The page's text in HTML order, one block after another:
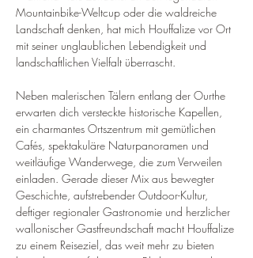
Mountainbike-Weltcup oder die waldreiche
Landschaft denken, hat mich Houffalize vor Ort
mit seiner unglaublichen Lebendigkeit und
landschaftlichen Vielfalt überrascht.
Neben malerischen Tälern entlang der Ourthe
erwarten dich versteckte historische Kapellen,
ein charmantes Ortszentrum mit gemütlichen
Cafés, spektakuläre Naturpanoramen und
weitläufige Wanderwege, die zum Verweilen
einladen. Gerade dieser Mix aus bewegter
Geschichte, aufstrebender Outdoor-Kultur,
deftiger regionaler Gastronomie und herzlicher
wallonischer Gastfreundschaft macht Houffalize
zu einem Reiseziel, das weit mehr zu bieten